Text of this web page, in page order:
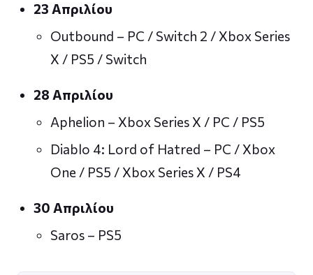
23 Απριλίου
Outbound – PC / Switch 2 / Xbox Series
X / PS5 / Switch
28 Απριλίου
Aphelion – Xbox Series X / PC / PS5
Diablo 4: Lord of Hatred – PC / Xbox
One / PS5 / Xbox Series X / PS4
30 Απριλίου
Saros – PS5